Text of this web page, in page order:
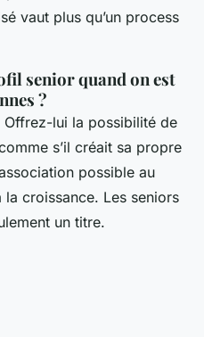
vaut plus qu’un process
senior quand on est
?
Offrez-lui la possibilité de
s’il créait sa propre
possible au
croissance. Les seniors
un titre.